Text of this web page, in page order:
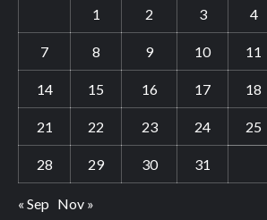
1 2 3 4
7 8 9 10 11
14 15 16 17 18
21 22 23 24 25
28 29 30 31
« Sep Nov »